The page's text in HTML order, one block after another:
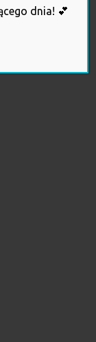
dnia! 💕